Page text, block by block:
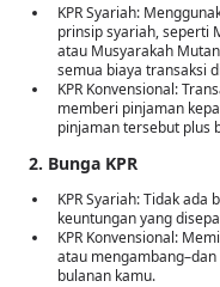
KPR Syariah:
prinsip syariah, seperti
atau Musyarakah
semua biaya transaksi
KPR Konvensional:
memberi pinjaman
pinjaman tersebut plus
2. Bunga KPR
KPR Syariah: Tidak
keuntungan yang
KPR Konvensional:
atau
bulanan kamu.